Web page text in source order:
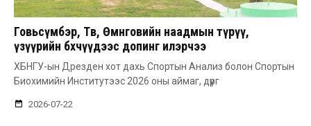
Говьсүмбэр, Төв, Өмнөговийн наадмын түрүү,
үзүүрийн бөхчүүдээс допинг илэрчээ
ХБНГУ-ын Дрезден хот дахь Спортын Анализ болон Спортын
Биохимийн Институтээс 2026 оны аймаг, дүүрг
2026-07-22